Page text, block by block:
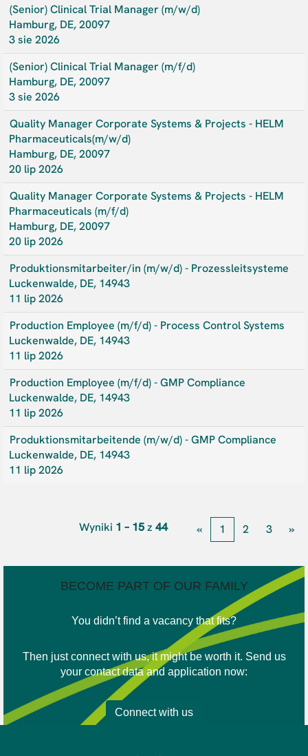
(Senior) Clinical Trial Manager (m/w/d)
Hamburg, DE, 20097
3 sie 2026
(Senior) Clinical Trial Manager (m/f/d)
Hamburg, DE, 20097
3 sie 2026
Quality Manager Corporate Systems & Projects - HELM
Pharmaceuticals(m/w/d)
Hamburg, DE, 20097
20 lip 2026
Quality Manager Corporate Systems & Projects - HELM
Pharmaceuticals (m/f/d)
Hamburg, DE, 20097
20 lip 2026
Produktionsmitarbeiter/in (m/w/d) - Prozessleitsysteme
Luckenwalde, DE, 14943
11 lip 2026
Production Employee (m/f/d) - Process Control Systems
Luckenwalde, DE, 14943
11 lip 2026
Production Employee (m/f/d) - GMP Compliance
Luckenwalde, DE, 14943
11 lip 2026
Produktionsmitarbeitende (m/w/d) - GMP Compliance
Luckenwalde, DE, 14943
11 lip 2026
Wyniki 1 – 15z 44 « 1 2 3 »
BECOME PART OF OUR FAMILY
You didn’t find a vacancy that fits?
Then just connect with us, it might be worth it. Send us
your contact data and application now:
Connect with us